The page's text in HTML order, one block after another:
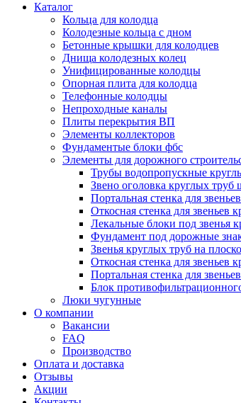
Каталог
Кольца для колодца
Колодезные кольца с дном
Бетонные крышки для колодцев
Днища колодезных колец
Унифицированные колодцы
Опорная плита для колодца
Телефонные колодцы
Непроходные каналы
Плиты перекрытия ВП
Элементы коллекторов
Фундаментые блоки фбс
Элементы для дорожного
Трубы водопропускные
Звено оголовка круглых труб
Портальная стенка для
Откосная стенка для звеньев
Лекальные блоки под звенья
Фундамент под дорожные
Звенья круглых труб на
Откосная стенка для звеньев
Портальная стенка для
Блок
Люки чугунные
О компании
Вакансии
FAQ
Производство
Оплата и доставка
Отзывы
Акции